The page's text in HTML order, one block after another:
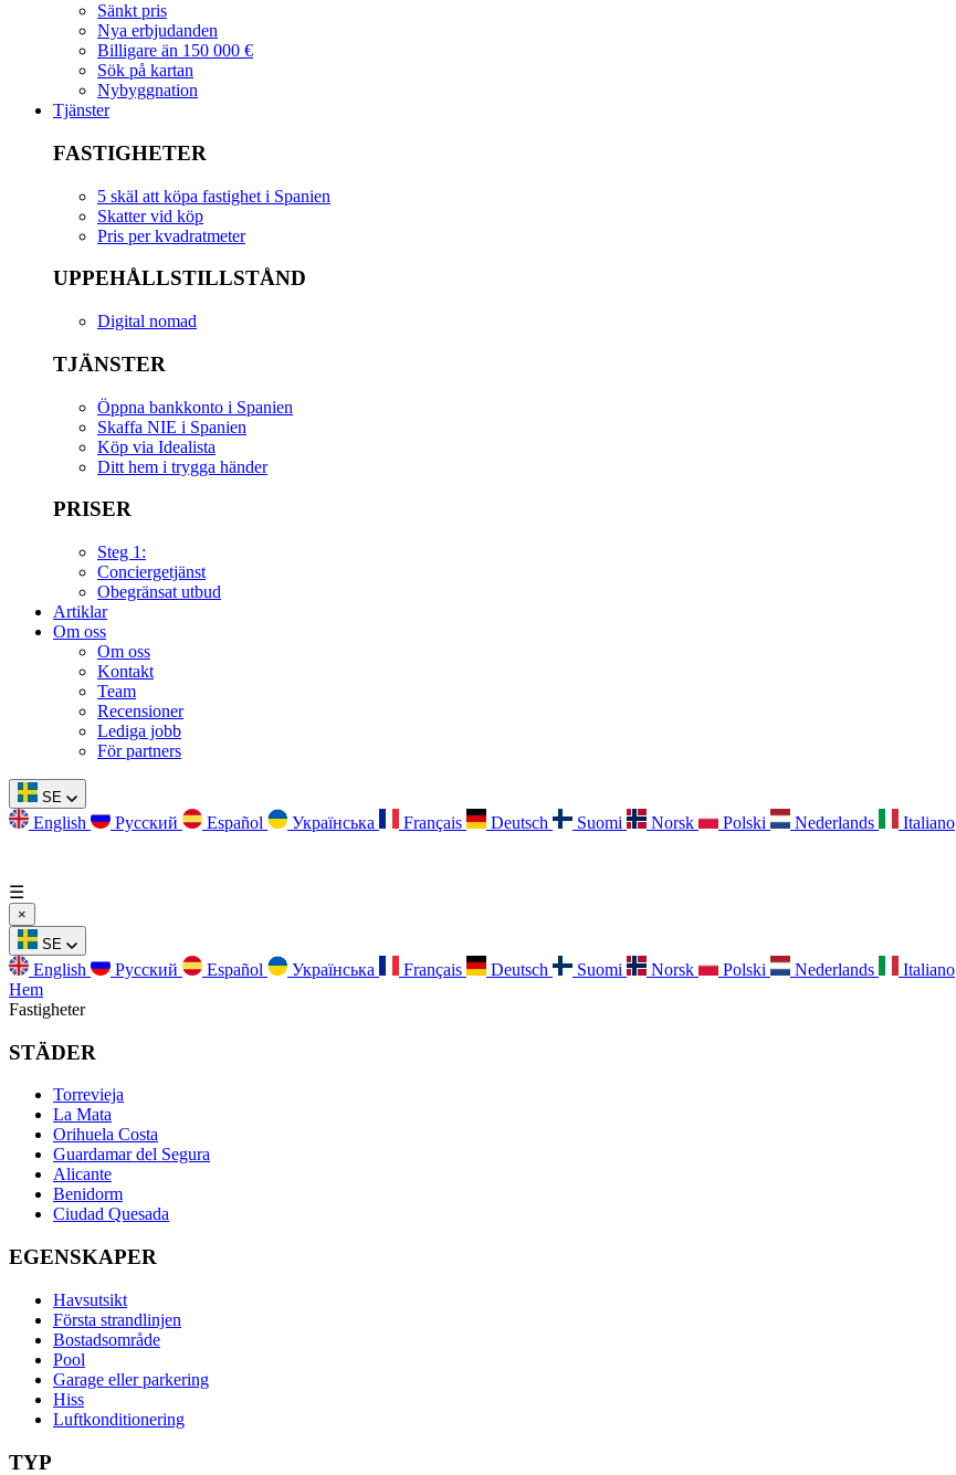
Sänkt pris
Nya erbjudanden
Billigare än 150 000 €
Sök på kartan
Nybyggnation
Tjänster
FASTIGHETER
5 skäl att köpa fastighet i Spanien
Skatter vid köp
Pris per kvadratmeter
UPPEHÅLLSTILLSTÅND
Digital nomad
TJÄNSTER
Öppna bankkonto i Spanien
Skaffa NIE i Spanien
Köp via Idealista
Ditt hem i trygga händer
PRISER
Steg 1:
Conciergetjänst
Obegränsat utbud
Artiklar
Om oss
Om oss
Kontakt
Team
Recensioner
Lediga jobb
För partners
SE
English Русский Español Українська Français Deutsch Suomi Norsk Polski Nederlands Italiano
☰
×
SE
English Русский Español Українська Français Deutsch Suomi Norsk Polski Nederlands
Italiano
Hem
Fastigheter
STÄDER
Torrevieja
La Mata
Orihuela Costa
Guardamar del Segura
Alicante
Benidorm
Ciudad Quesada
EGENSKAPER
Havsutsikt
Första strandlinjen
Bostadsområde
Pool
Garage eller parkering
Hiss
Luftkonditionering
TYP